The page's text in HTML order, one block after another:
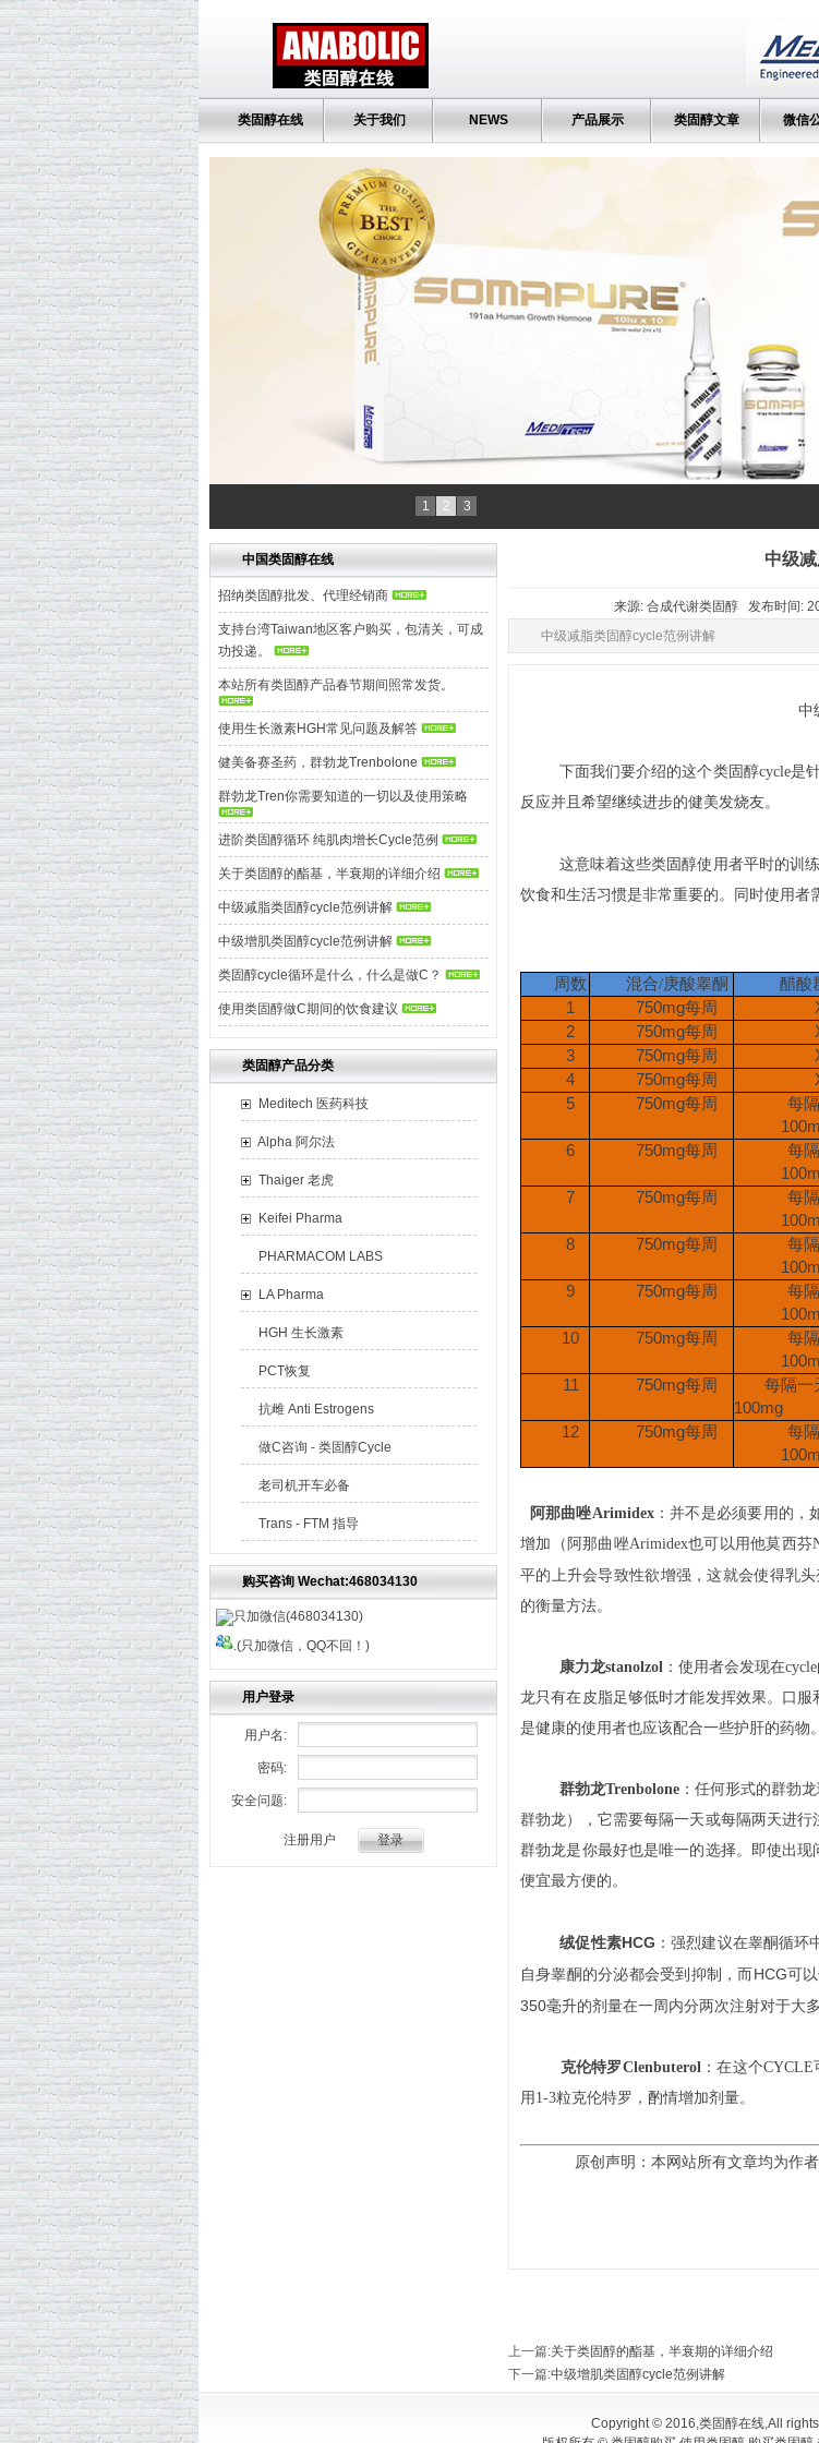
类固醇在线 关于我们 NEWS 产品展示 类固醇文章 微信
1 2 3
中国类固醇在线
招纳类固醇批发、代理经销商
支持台湾Taiwan地区客户购买，包清关，可成
功投递。
本站所有类固醇产品春节期间照常发货。
使用生长激素HGH常见问题及解答
健美备赛圣药，群勃龙Trenbolone
群勃龙Tren你需要知道的一切以及使用策略
进阶类固醇循环 纯肌肉增长Cycle范例
关于类固醇的酯基，半衰期的详细介绍
中级减脂类固醇cycle范例讲解
中级增肌类固醇cycle范例讲解
类固醇cycle循环是什么，什么是做C？
使用类固醇做C期间的饮食建议
类固醇产品分类
Meditech 医药科技
Alpha 阿尔法
Thaiger 老虎
Keifei Pharma
PHARMACOM LABS
LA Pharma
HGH 生长激素
PCT恢复
抗雌 Anti Estrogens
做C咨询 - 类固醇Cycle
老司机开车必备
Trans - FTM 指导
购买咨询 Wechat:468034130
只加微信(468034130)
.(只加微信，QQ不回！)
用户登录
用户名:
密码:
安全问题:
注册用户
中级
来源: 合成代谢类固醇 发布时间:
中级减脂类固醇cycle范例讲解
中
下面我们要介绍的这个类固醇cycle是
反应并且希望继续进步的健美发烧友。
这意味着这些类固醇使用者平时的训练
饮食和生活习惯是非常重要的。同时使用者
周数 混合/庚酸睾酮 醋酸
1
750mg每周
2
750mg每周
3
750mg每周
4
750mg每周
5
750mg每周
每
6 750mg每周
每
7 750mg每周
每
8 750mg每周
每
9 750mg每周
每
10 750mg每周
每
11 750mg每周
每隔一
100mg
12 750mg每周
每
阿那曲唑Arimidex： 并不是必须要用的，
增加（阿那曲唑Arimidex也可以用他莫西
平的上升会导致性欲增强，这就会使得乳
的衡量方法。
康力龙stanolzol ：使用者会发现在
龙只有在皮脂足够低时才能发挥效果。口
是健康的使用者也应该配合一些护肝的药物。
群勃龙Trenbolone ：任何形式的群勃
群勃龙），它需要每隔一天或每隔两天进
群勃龙是你最好也是唯一的选择。即使出
便宜最方便的。
绒促性素HCG ：强烈建议在睾酮循环
自身睾酮的分泌都会受到抑制，而 HCG可
350毫升的剂量在一周内分两次注射对于大
克伦特罗Clenbuterol：在这个CYCLE
用1-3粒克伦特罗，酌情增加剂量。
原创声明：本网站所有文章均为作
上一篇:关于类固醇的酯基，半衰期的详细介绍
下一篇:中级增肌类固醇cycle范例讲解
Copyright © 2016,类固醇在线,All